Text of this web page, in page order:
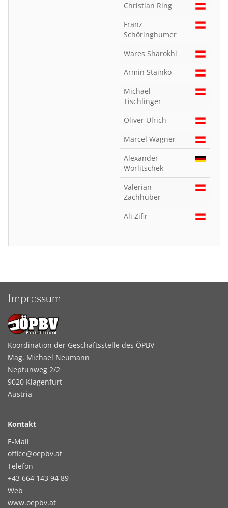
Christian Ring
Franz
Schöringhumer
Wares Sharokhi
Armin Stainko
Michael
Tischlinger
Oliver Ulrich
Marcel Wagner
Alexander
Worlitschek
Valerian
Zachhuber
Ali Zifir
Impressum
Koordination der Geschäftsstelle des ÖPBV
Mag. Michael Neumann
Neptunweg 2/2
9020 Klagenfurt
Austria
Kontakt
E-Mail
office@oepbv.at
Telefon
+43 664 143 94 89
Web
www.oepbv.at